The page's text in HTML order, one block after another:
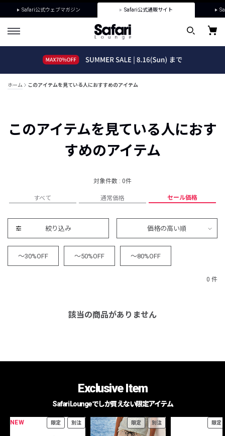
Safari公式ウェブマガジン Safari公式通販サイト
ホーム このアイテムを見ている人におすすめのアイテム
このアイテムを見ている人におす
すめのアイテム
対象件数 : 0件
すべて 通常価格 セール価格
絞り込み 価格の高い順
～30%OFF ～50%OFF ～80%OFF
0 件
該当の商品がありません
Exclusive Item
Safari Loungeでしか買えない限定アイテム
NEW 限定 別注 限定 別注 限定